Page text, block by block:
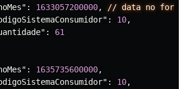
: 1633057200000, // data no
: 10,
:
61
: 1635735600000,
: 10,